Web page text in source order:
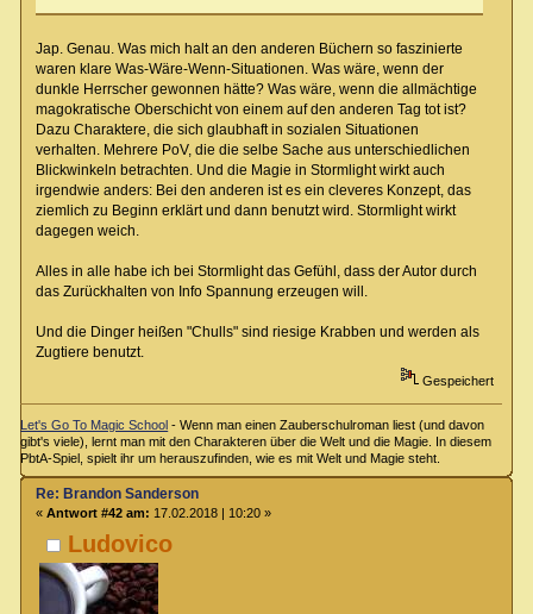
Jap. Genau. Was mich halt an den anderen Büchern so faszinierte
waren klare Was-Wäre-Wenn-Situationen. Was wäre, wenn der
dunkle Herrscher gewonnen hätte? Was wäre, wenn die allmächtige
magokratische Oberschicht von einem auf den anderen Tag tot ist?
Dazu Charaktere, die sich glaubhaft in sozialen Situationen
verhalten. Mehrere PoV, die die selbe Sache aus unterschiedlichen
Blickwinkeln betrachten. Und die Magie in Stormlight wirkt auch
irgendwie anders: Bei den anderen ist es ein cleveres Konzept, das
ziemlich zu Beginn erklärt und dann benutzt wird. Stormlight wirkt
dagegen weich.
Alles in alle habe ich bei Stormlight das Gefühl, dass der Autor durch
das Zurückhalten von Info Spannung erzeugen will.
Und die Dinger heißen "Chulls" sind riesige Krabben und werden als
Zugtiere benutzt.
Gespeichert
Let's Go To Magic School - Wenn man einen Zauberschulroman liest (und davon
gibt's viele), lernt man mit den Charakteren über die Welt und die Magie. In diesem
PbtA-Spiel, spielt ihr um herauszufinden, wie es mit Welt und Magie steht.
Ludovico
Re: Brandon Sanderson
« Antwort #42 am: 17.02.2018 | 10:20 »